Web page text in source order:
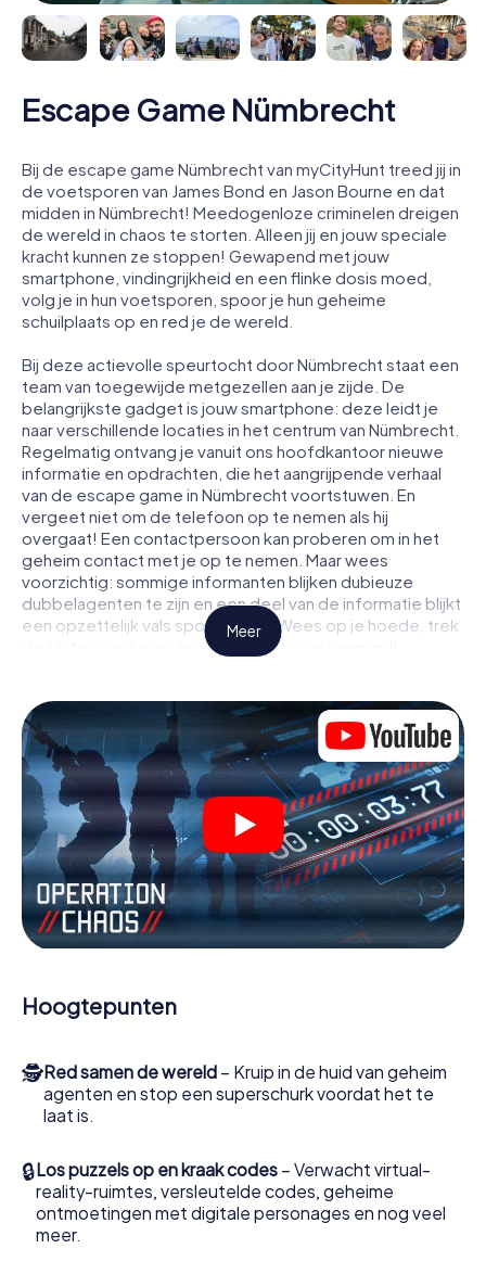
Escape Game Nümbrecht
Bij de escape game Nümbrecht van myCityHunt treed jij in
de voetsporen van James Bond en Jason Bourne en dat
midden in Nümbrecht! Meedogenloze criminelen dreigen
de wereld in chaos te storten. Alleen jij en jouw speciale
kracht kunnen ze stoppen! Gewapend met jouw
smartphone, vindingrijkheid en een flinke dosis moed,
volg je in hun voetsporen, spoor je hun geheime
schuilplaats op en red je de wereld.
Bij deze actievolle speurtocht door Nümbrecht staat een
team van toegewijde metgezellen aan je zijde. De
belangrijkste gadget is jouw smartphone: deze leidt je
naar verschillende locaties in het centrum van Nümbrecht.
Regelmatig ontvang je vanuit ons hoofdkantoor nieuwe
informatie en opdrachten, die het aangrijpende verhaal
van de escape game in Nümbrecht voortstuwen. En
vergeet niet om de telefoon op te nemen als hij
overgaat! Een contactpersoon kan proberen om in het
geheim contact met je op te nemen. Maar wees
voorzichtig: sommige informanten blijken dubieuze
dubbelagenten te zijn en een deel van de informatie blijkt
een opzettelijk vals spoor te zijn. Wees op je hoede, trek
de juiste conclusies en vooral: vertrouw niemand!
je niet opgesloten in een kamer waaruit je jezelf binnen
een bepaald tijdvenster moet bevrijden. Met deze
speurtocht met een smartphone wordt heel Nümbrecht
jouw speelveld! De technische voorwaarden voor jouw
avontuur in Nümbrecht zijn een smartphone en toegang
tot het mobiel internet. Met één klik krijg jij toegang tot
onze app. Je hoeft niets te installeren om door
interactieve video's, lastige minigames of andere
functies in de actie te worden getrokken.
Werk samen als een team, onderschep vijandige
spionnen en lok de handlangers van de schurk naar je toe.
excelleren om de slechteriken te stoppen. In
tegenstelling tot James Bond en Co. zullen jouw daden
jezelf en jouw team in de hoogste score van Nümbrecht
en krijg toegang tot jouw eigen fotogalerij. De escape
game van myCityHunt verandert Nümbrecht in jouw eigen
wereld van spionage en geheime agenten en verander
Nümbrecht in een escaperoom in de buitenlucht!
Meer
Hoogtepunten
🕵Red samen de wereld – Kruip in de huid van geheim
agenten en stop een superschurk voordat het te
laat is.
🔒Los puzzels op en kraak codes – Verwacht virtual-
reality-ruimtes, versleutelde codes, geheime
ontmoetingen met digitale personages en nog veel
meer.